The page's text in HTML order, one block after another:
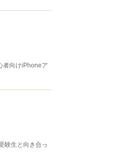
者向けiPhoneア
験生と向き合っ